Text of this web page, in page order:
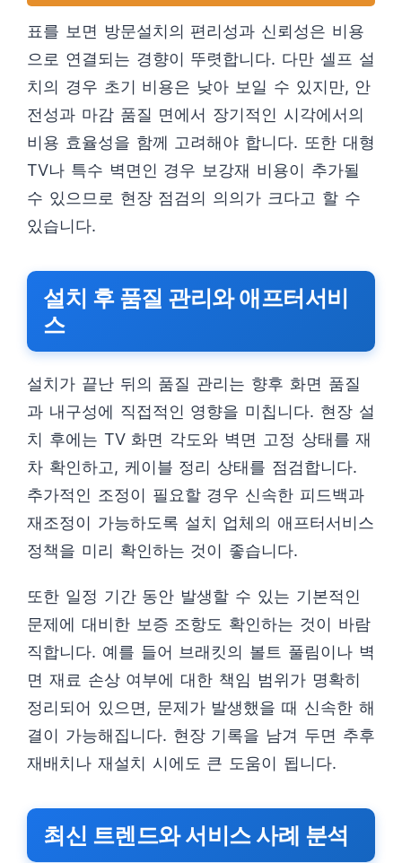
표를 보면 방문설치의 편리성과 신뢰성은 비용
으로 연결되는 경향이 뚜렷합니다. 다만 셀프 설
치의 경우 초기 비용은 낮아 보일 수 있지만, 안
전성과 마감 품질 면에서 장기적인 시각에서의
비용 효율성을 함께 고려해야 합니다. 또한 대형
TV나 특수 벽면인 경우 보강재 비용이 추가될
수 있으므로 현장 점검의 의의가 크다고 할 수
있습니다.
설치 후 품질 관리와 애프터서비
스
설치가 끝난 뒤의 품질 관리는 향후 화면 품질
과 내구성에 직접적인 영향을 미칩니다. 현장 설
치 후에는 TV 화면 각도와 벽면 고정 상태를 재
차 확인하고, 케이블 정리 상태를 점검합니다.
추가적인 조정이 필요할 경우 신속한 피드백과
재조정이 가능하도록 설치 업체의 애프터서비스
정책을 미리 확인하는 것이 좋습니다.
또한 일정 기간 동안 발생할 수 있는 기본적인
문제에 대비한 보증 조항도 확인하는 것이 바람
직합니다. 예를 들어 브래킷의 볼트 풀림이나 벽
면 재료 손상 여부에 대한 책임 범위가 명확히
정리되어 있으면, 문제가 발생했을 때 신속한 해
결이 가능해집니다. 현장 기록을 남겨 두면 추후
재배치나 재설치 시에도 큰 도움이 됩니다.
최신 트렌드와 서비스 사례 분석